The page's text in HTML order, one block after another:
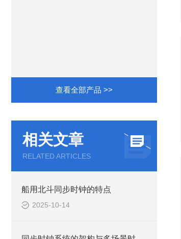
查看全部产品 >>
相关文章
RELATED ARTICLES
船用北斗同步时钟的特点
2025-10-14